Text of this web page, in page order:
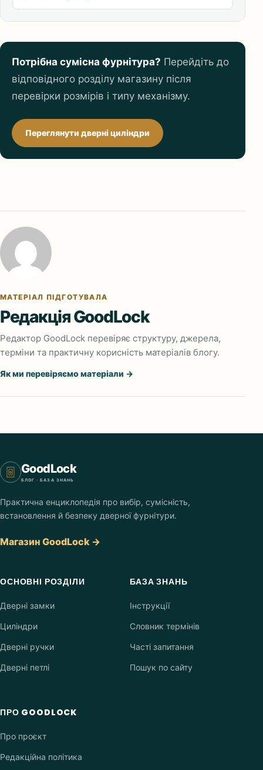
Потрібна сумісна фурнітура? Перейдіть до
відповідного розділу магазину після
перевірки розмірів і типу механізму.
Переглянути дверні циліндри
МАТЕРІАЛ ПІДГОТУВАЛА
Редакція GoodLock
Редактор GoodLock перевіряє структуру, джерела,
терміни та практичну корисність матеріалів блогу.
Як ми перевіряємо матеріали →
GoodLock
БЛОГ · БАЗА ЗНАНЬ
Практична енциклопедія про вибір, сумісність,
встановлення й безпеку дверної фурнітури.
Магазин GoodLock →
ОСНОВНІ РОЗДІЛИ
Дверні замки
Циліндри
Дверні ручки
Дверні петлі
БАЗА ЗНАНЬ
Інструкції
Словник термінів
Часті запитання
Пошук по сайту
ПРО GOODLOCK
Про проєкт
Редакційна політика